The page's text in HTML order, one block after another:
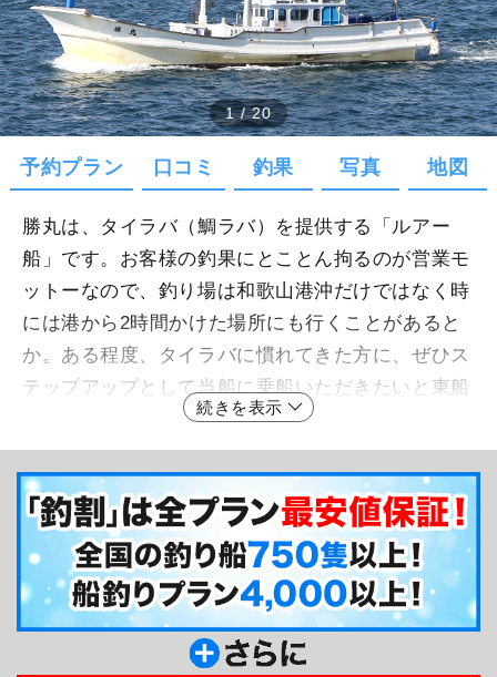
1/20
予約プラン 口コミ 釣果 写真 地図
勝丸は、タイラバ（鯛ラバ）を提供する「ルアー
船」です。お客様の釣果にとことん拘るのが営業モ
ットーなので、釣り場は和歌山港沖だけではなく時
には港から2時間かけた場所にも行くことがあると
か。ある程度、タイラバに慣れてきた方に、ぜひス
テップアップとして当船に乗船いただきたいと東船
長は語ります。ほか季節によりジギングやタチウオ
も対応しています。ルアー（ジギング、タイラバ）
ならではの大物を釣り上げるには、勝丸が近道で
す！また初心者の方には助手が付く貸切がオススメ
です。お手頃価格で楽しめる半日便や短時間でサク
ッと遊べる夜便もありますので、こちらもぜひご利
用ください。
釣り船からのメッセージ
続きを表示